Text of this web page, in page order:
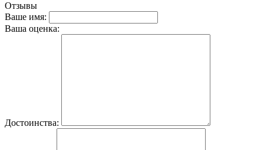
Отзывы
Ваше имя:
Ваша оценка:
Достоинства: